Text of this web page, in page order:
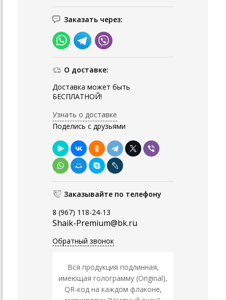
Заказать через:
О доставке:
Доставка может быть
БЕСПЛАТНОЙ!
Узнать о доставке
Поделись с друзьями
Заказывайте по телефону
8 (967) 118-24-13
Shaik-Premium@bk.ru
Обратный звонок
Вся продукция подлинная,
имеющая голограмму (Original),
QR-код на каждом флаконе,